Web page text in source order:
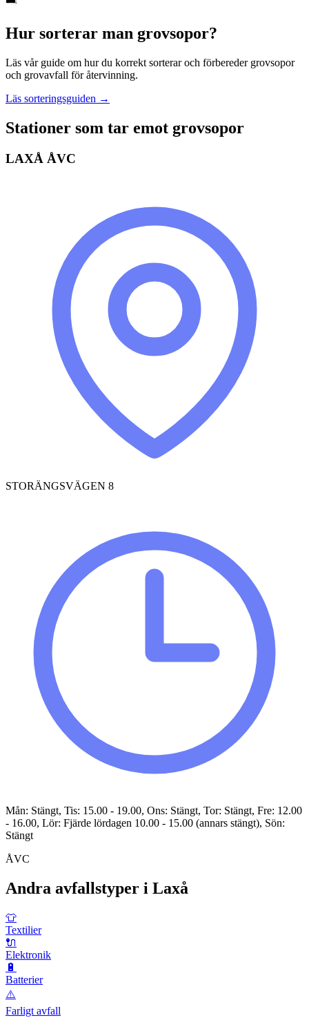
Hur sorterar man grovsopor?
Läs vår guide om hur du korrekt sorterar och förbereder grovsopor
och grovavfall för återvinning.
Läs sorteringsguiden →
Stationer som tar emot grovsopor
LAXÅ ÅVC
STORÄNGSVÄGEN 8
Mån: Stängt, Tis: 15.00 - 19.00, Ons: Stängt, Tor: Stängt, Fre: 12.00
- 16.00, Lör: Fjärde lördagen 10.00 - 15.00 (annars stängt), Sön:
Stängt
ÅVC
Andra avfallstyper i Laxå
👕
Textilier
🔌
Elektronik
🔋
Batterier
⚠️
Farligt avfall